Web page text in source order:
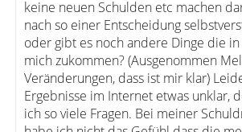
keine neuen Schulden etc machen
nach so einer Entscheidung
oder gibt es noch andere Dinge die
mich zukommen? (Ausgenommen
Veränderungen, dass ist mir klar)
Ergebnisse im Internet etwas unklar,
ich so viele Fragen. Bei meiner